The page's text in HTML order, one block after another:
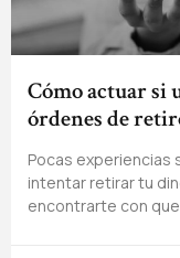
Cómo actuar si
órdenes de
Pocas experiencias
intentar retirar tu
encontrarte con